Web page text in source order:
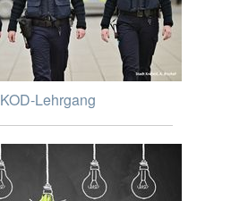
KOD-Lehrgang